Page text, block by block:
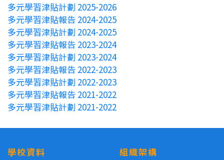
多元學習津貼計劃 2025-2026
多元學習津貼報告 2024-2025
多元學習津貼計劃 2024-2025
多元學習津貼報告 2023-2024
多元學習津貼計劃 2023-2024
多元學習津貼報告 2022-2023
多元學習津貼計劃 2022-2023
多元學習津貼報告 2021-2022
多元學習津貼計劃 2021-2022
學校資料 組織架構